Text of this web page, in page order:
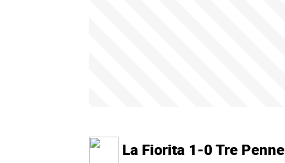
La Fiorita 1-0 Tre Penne